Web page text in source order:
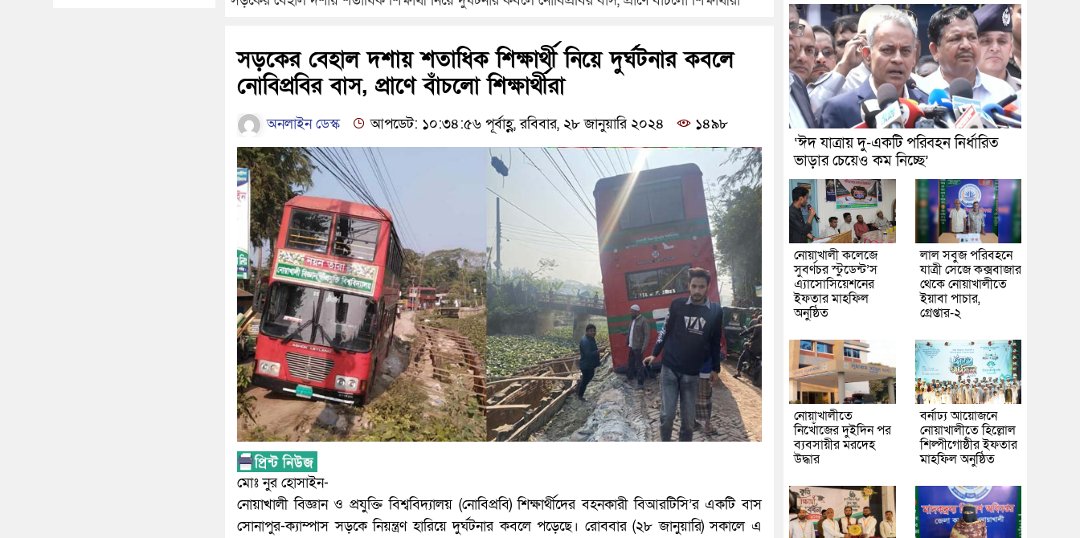
সড়কের বেহাল দশায় শতাধিক শিক্ষার্থী নিয়ে দুর্ঘটনার কবলে
নোবিপ্রবির বাস, প্রাণে বাঁচলো শিক্ষার্থীরা
অনলাইন ডেস্ক আপডেট: ১০:৩৪:৫৬ পূর্বাহ্ণ, রবিবার, ২৮ জানুয়ারি ২০২৪ ১৪৯৮
মোঃ নুর হোসাইন-
নোয়াখালী বিজ্ঞান ও প্রযুক্তি বিশ্ববিদ্যালয় (নোবিপ্রবি) শিক্ষার্থীদের বহনকারী বিআরটিসি’র একটি বাস
সোনাপুর-ক্যাম্পাস সড়কে নিয়ন্ত্রণ হারিয়ে দুর্ঘটনার কবলে পড়েছে। রোববার (২৮ জানুয়ারি) সকালে এ
‘ঈদ যাত্রায় দু-একটি পরিবহন নির্ধারিত
ভাড়ার চেয়েও কম নিচ্ছে’
নোয়াখালী কলেজে
সুবর্ণচর স্টুডেন্ট’স
এ্যাসোসিয়েশনের
ইফতার মাহফিল
অনুষ্ঠিত
লাল সবুজ পরিবহনে
যাত্রী সেজে কক্সবাজার
থেকে নোয়াখালীতে
ইয়াবা পাচার,
গ্রেপ্তার-২
নোয়াখালীতে
নিখোঁজের দুইদিন পর
ব্যবসায়ীর মরদেহ
উদ্ধার
বর্নাঢ্য আয়োজনে
নোয়াখালীতে হিল্লোল
শিল্পীগোষ্ঠীর ইফতার
মাহফিল অনুষ্ঠিত